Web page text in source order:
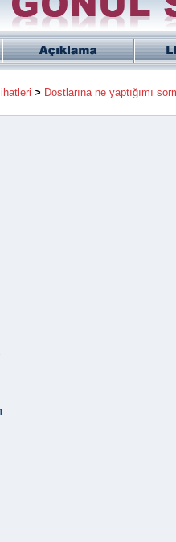
> Dostlarına ne yaptığımı